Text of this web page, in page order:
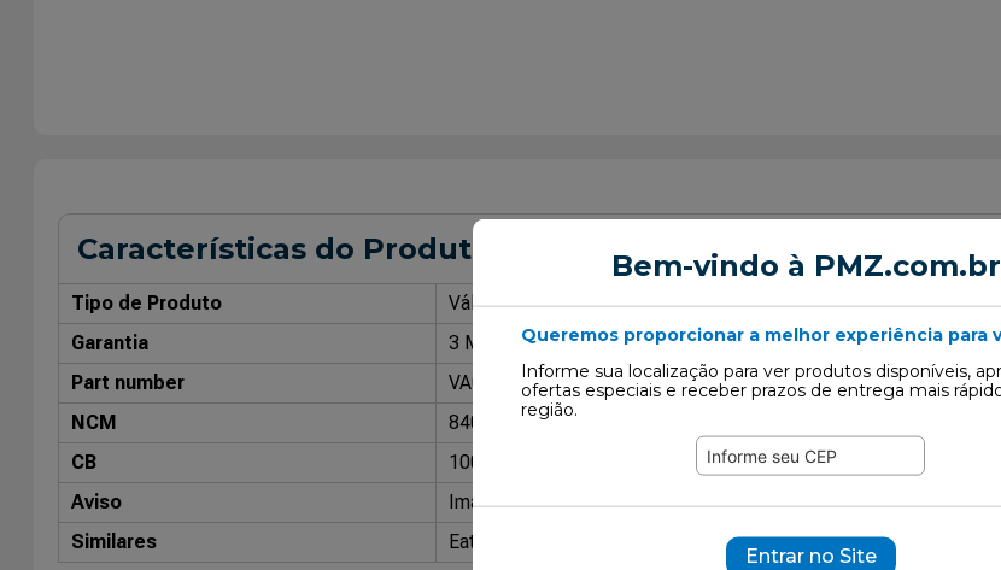
Bem-vindo à
Queremos proporcionar a melhor experiência para
Informe sua localização para ver produtos disponíveis,
ofertas especiais e receber prazos de entrega mais
região.
Entrar no Site
Características do Produto
Tipo de Produto
Válvula de Admissão
Garantia
3 Meses
Part number
VA0250162
NCM
84099114
CB
10035700207
Aviso
Imagens meramente ilustrativas.
Similares
Eaton: VS-5085 Fiat Original: 46553046